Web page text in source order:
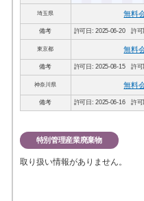
埼玉県 無料
備考 許可日: 2025-06-20 許可
東京都 無料
備考 許可日: 2025-08-15 許可
神奈川県 無料
備考 許可日: 2025-06-16 許可
特別管理産業廃棄物
取り扱い情報がありません。